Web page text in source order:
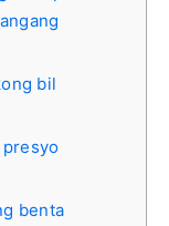
bil
presyo
benta